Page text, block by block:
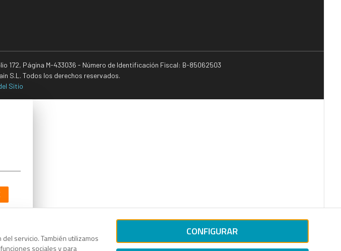
servicio. También utilizamos
sociales y para
CONFIGURAR
172, Página M-433036 - Número de Identificación Fiscal: B-85062503
S.L. Todos los derechos reservados.
Sitio